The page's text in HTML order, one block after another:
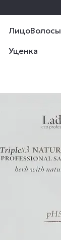
ЛицоВолосы
Уценка